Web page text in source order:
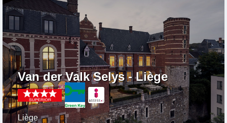
Van der Valk Selys - Liège
Liège